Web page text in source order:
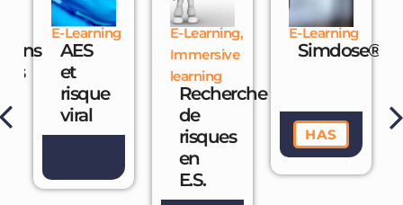
E-Learning
AES
et
risque
viral
E-Learning,
Immersive
learning
Recherche
de
risques
en
E.S.
E-Learning
HAS